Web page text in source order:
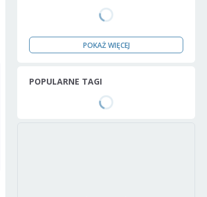
POKAŻ WIĘCEJ
POPULARNE TAGI